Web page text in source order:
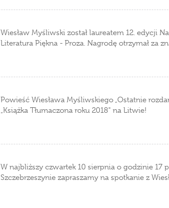
Wiesław Myśliwski został laureatem 12. edycji
Literatura Piękna - Proza. Nagrodę otrzymał za
Powieść Wiesława Myśliwskiego „Ostatnie
„Książka Tłumaczona roku 2018" na Litwie!
W najbliższy czwartek 10 sierpnia o godzinie 17
Szczebrzeszynie zapraszamy na spotkanie z